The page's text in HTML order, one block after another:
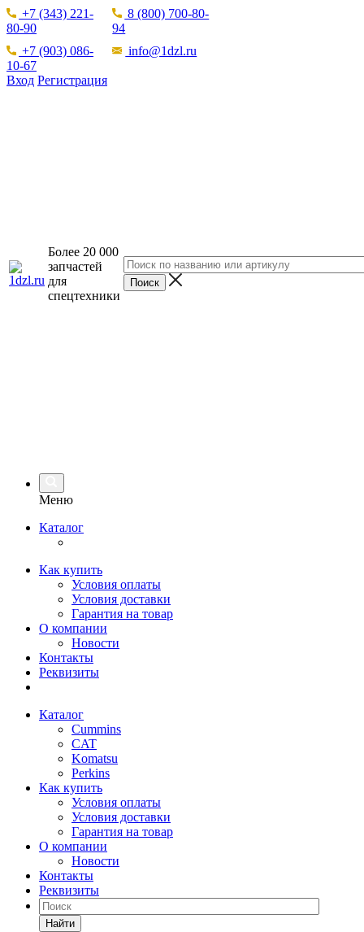
+7 (343) 221-
80-90
8 (800) 700-80-
94
+7 (903) 086-
10-67
info@1dzl.ru
Вход Регистрация
Более 20 000
запчастей
для
спецтехники
Меню
Каталог
Как купить
Условия оплаты
Условия доставки
Гарантия на товар
О компании
Новости
Контакты
Реквизиты
Каталог
Cummins
CAT
Komatsu
Perkins
Как купить
Условия оплаты
Условия доставки
Гарантия на товар
О компании
Новости
Контакты
Реквизиты
Найти